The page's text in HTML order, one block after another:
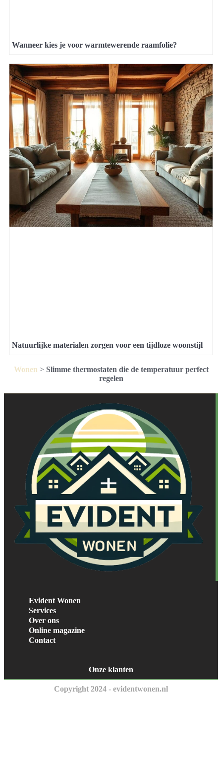
Wanneer kies je voor warmtewerende raamfolie?
Natuurlijke materialen zorgen voor een tijdloze woonstijl
Wonen > Slimme thermostaten die de temperatuur perfect
regelen
Evident Wonen
Services
Over ons
Online magazine
Contact
Onze klanten
Copyright 2024 - evidentwonen.nl